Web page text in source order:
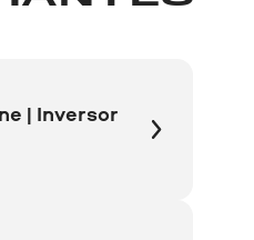
| Inversor